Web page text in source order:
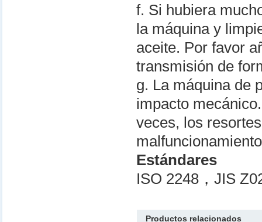
f. Si hubiera
la máquina y
aceite. Por favor
transmisión de
g. La máquina de
impacto
veces, los
Estándares
ISO 2248，JIS
Productos relacionados